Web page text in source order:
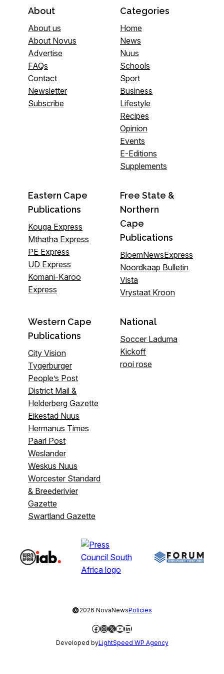
About
About us
About Novus
Advertise
FAQs
Contact
Newsletter
Subscribe
Categories
Home
News
Nuus
Schools
Sport
Business
Lifestyle
Recipes
Opinion
Events
E-Editions
Supplements
Eastern Cape
Publications
Kouga Express
Mthatha Express
PE Express
UD Express
Komani-Karoo
Express
Free State &
Northern
Cape
Publications
BloemNewsExpress
Noordkaap Bulletin
Vista
Vrystaat Kroon
Western Cape
Publications
City Vision
Tygerburger
People’s Post
District Mail &
Helderberg Gazette
Eikestad Nuus
Hermanus Times
Paarl Post
Weslander
Weskus Nuus
Worcester Standard
& Breederivier
Gazette
Swartland Gazette
National
Soccer Laduma
Kickoff
rooi rose
©2026 NovaNewsPolicies
Facebook
Instagram
X YouTube
LinkedIn
Developed byLightSpeed WP Agency